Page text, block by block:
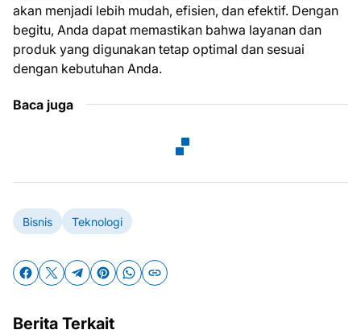
akan menjadi lebih mudah, efisien, dan efektif. Dengan
begitu, Anda dapat memastikan bahwa layanan dan
produk yang digunakan tetap optimal dan sesuai
dengan kebutuhan Anda.
Baca juga
Bisnis Teknologi
Berita Terkait